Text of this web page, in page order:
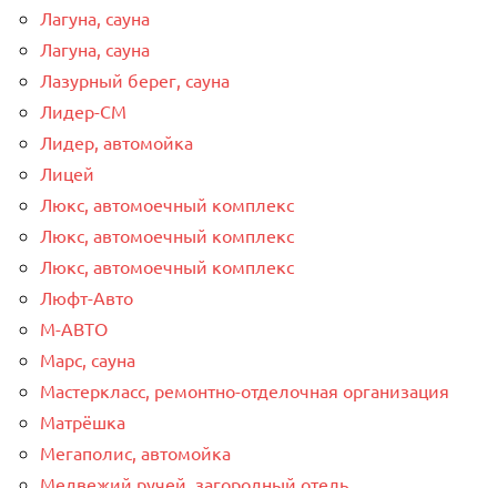
Лагуна, сауна
Лагуна, сауна
Лазурный берег, сауна
Лидер-СМ
Лидер, автомойка
Лицей
Люкс, автомоечный комплекс
Люкс, автомоечный комплекс
Люкс, автомоечный комплекс
Люфт-Авто
М-АВТО
Марс, сауна
Мастеркласс, ремонтно-отделочная организация
Матрёшка
Мегаполис, автомойка